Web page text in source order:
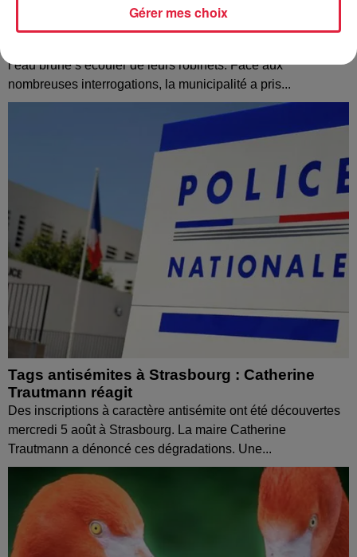
À Hoerdt, de l’eau brune sort des robinets
l’eau brune s’écouler de leurs robinets. Face aux
nombreuses interrogations, la municipalité a pris...
Tags antisémites à Strasbourg : Catherine
Trautmann réagit
Des inscriptions à caractère antisémite ont été découvertes
mercredi 5 août à Strasbourg. La maire Catherine
Trautmann a dénoncé ces dégradations. Une...
Gérer mes choix